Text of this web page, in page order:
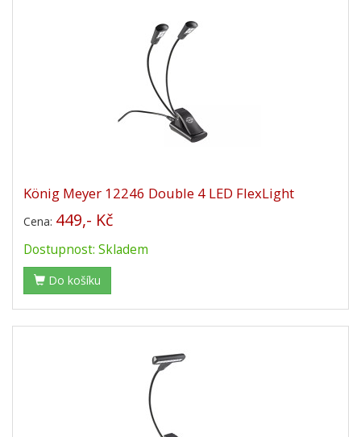
König Meyer 12246 Double 4 LED FlexLight
Cena: 449,- Kč
Dostupnost: Skladem
Do košíku